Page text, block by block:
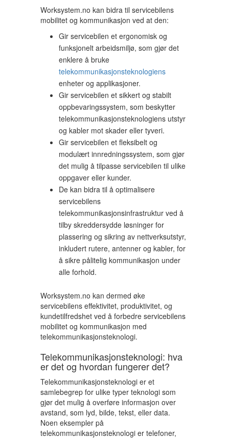
Worksystem.no kan bidra til servicebilens
mobilitet og kommunikasjon ved at den:
Gir servicebilen et ergonomisk og
funksjonelt arbeidsmiljø, som gjør det
enklere å bruke
telekommunikasjonsteknologiens
enheter og applikasjoner.
Gir servicebilen et sikkert og stabilt
oppbevaringssystem, som beskytter
telekommunikasjonsteknologiens utstyr
og kabler mot skader eller tyveri.
Gir servicebilen et fleksibelt og
modulært innredningssystem, som gjør
det mulig å tilpasse servicebilen til ulike
oppgaver eller kunder.
De kan bidra til å optimalisere
servicebilens
telekommunikasjonsinfrastruktur ved å
tilby skreddersydde løsninger for
plassering og sikring av nettverksutstyr,
inkludert rutere, antenner og kabler, for
å sikre pålitelig kommunikasjon under
alle forhold.
Worksystem.no kan dermed øke
servicebilens effektivitet, produktivitet, og
kundetilfredshet ved å forbedre servicebilens
mobilitet og kommunikasjon med
telekommunikasjonsteknologi.
Telekommunikasjonsteknologi: hva
er det og hvordan fungerer det?
Telekommunikasjonsteknologi er et
samlebegrep for ulike typer teknologi som
gjør det mulig å overføre informasjon over
avstand, som lyd, bilde, tekst, eller data.
Noen eksempler på
telekommunikasjonsteknologi er telefoner,